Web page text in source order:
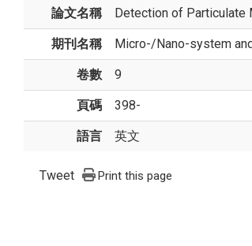
論文名稱 Detection of Particulate
期刊名稱 Micro-/Nano-system
卷數 9
頁碼 398-
語言 英文
Tweet Print this page